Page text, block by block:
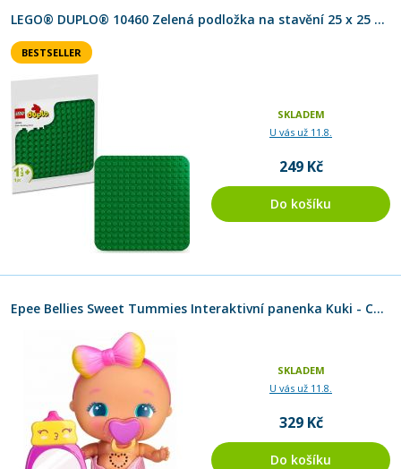
LEGO® DUPLO® 10460 Zelená podložka na stavění 25 x 25 cm
BESTSELLER
SKLADEM
U vás už 11.8.
249 Kč
Do košíku
Epee Bellies Sweet Tummies Interaktivní panenka Kuki - Cute 16 cm
SKLADEM
U vás už 11.8.
329 Kč
Do košíku